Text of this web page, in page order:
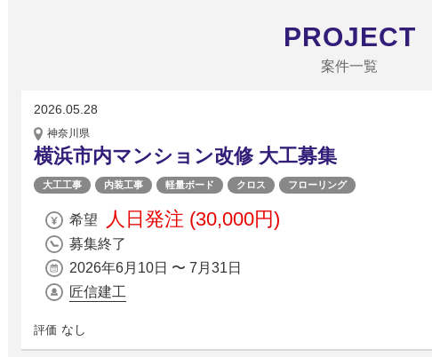
PROJECT
案件一覧
2026.05.28
神奈川県
横浜市内マンション改修 大工募集
大工工事 内装工事 軽量ボード クロス フローリング
希望 人日発注 (30,000円)
募集終了
2026年6月10日 〜 7月31日
匠信建工
評価 なし